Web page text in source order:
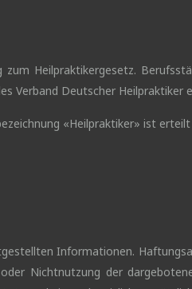
Heilpraktikergesetz.
Verband Deutscher Heilpraktiker
«Heilpraktiker» ist
Informationen.
Nichtnutzung der